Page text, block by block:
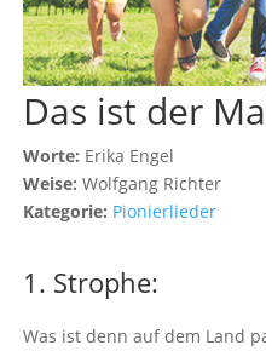
Das ist der
Worte: Erika Engel
Weise: Wolfgang Richter
Kategorie: Pionierlieder
1. Strophe:
Was ist denn auf dem Land